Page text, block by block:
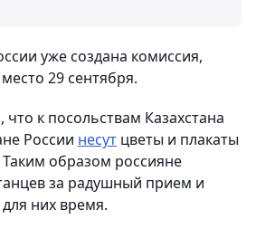
уже создана комиссия,
29 сентября.
к посольствам Казахстана
России несут цветы и плакаты
образом россияне
за радушный прием и
них время.